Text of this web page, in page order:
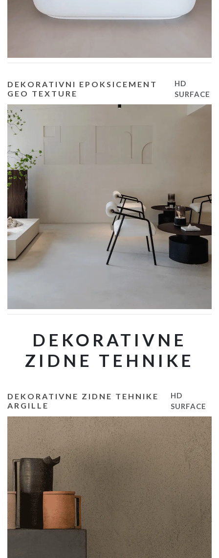
DEKORATIVNI EPOKSICEMENT
GEO TEXTURE
HD
SURFACE
DEKORATIVNE
ZIDNE TEHNIKE
DEKORATIVNE ZIDNE TEHNIKE
ARGILLE
HD
SURFACE
DEKORATIVNA ŽBUKA ZA ZIDOVE